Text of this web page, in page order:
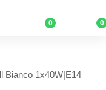
0 0
Bianco 1x40W|E14